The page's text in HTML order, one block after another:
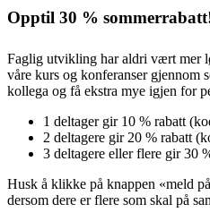
Opptil 30 %
Faglig utvikling har aldri vært mer
våre kurs og konferanser gjennom
kollega og få ekstra mye igjen for
1 deltager gir 10 % rabatt
2 deltagere gir 20 % rabatt
3 deltagere eller flere gir 30
Husk å klikke på knappen «meld
dersom dere er flere som skal på